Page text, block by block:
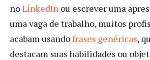
noLinkedIn ou escrever uma
uma vaga de trabalho, muitos
acabam usandofrases genéricas,
destacam suas habilidades ou